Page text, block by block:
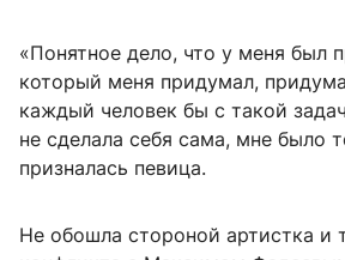
«Понятное дело, что у меня был
который меня придумал,
каждый человек бы с такой
не сделала себя сама, мне было
призналась певица.
Не обошла стороной артистка и